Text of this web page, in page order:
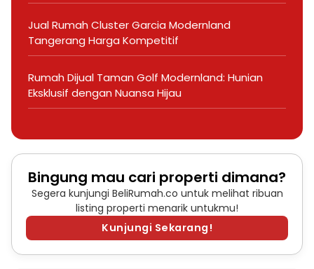
Jual Rumah Cluster Garcia Modernland
Tangerang Harga Kompetitif
Rumah Dijual Taman Golf Modernland: Hunian
Eksklusif dengan Nuansa Hijau
Bingung mau cari properti dimana?
Segera kunjungi BeliRumah.co untuk melihat ribuan
listing properti menarik untukmu!
Kunjungi Sekarang!